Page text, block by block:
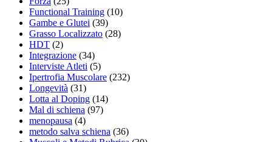
Functional Training (10)
Gambe e Glutei (39)
Grasso Localizzato (28)
HDT (2)
Integrazione (34)
Interviste Atleti (5)
Ipertrofia Muscolare (232)
Longevità (31)
Lotta al Doping (14)
Mal di schiena (97)
menopausa (4)
metodo salva schiena (36)